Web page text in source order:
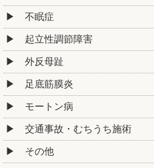
不眠症
起立性調節障害
外反母趾
足底筋膜炎
モートン病
交通事故・むちうち施術
その他